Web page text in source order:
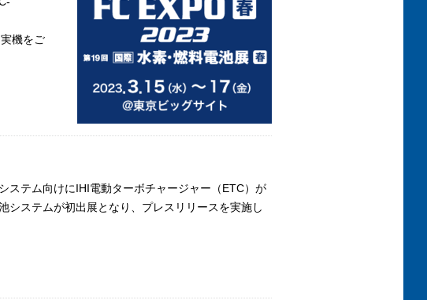
機をご
ステム向けにIHI電動ターボチャージャー（ETC）が
システムが初出展となり、プレスリリースを実施し